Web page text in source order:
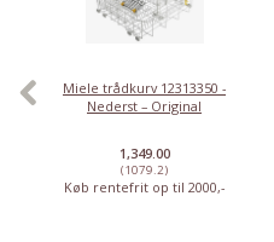
Miele trådkurv 12313350 -
Nederst – Original
1,349.00
(1079.2)
Køb rentefrit op til 2000,-